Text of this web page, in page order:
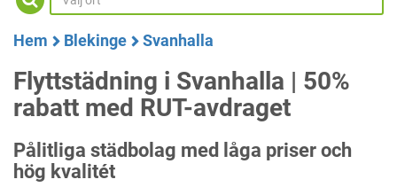
Hem Blekinge Svanhalla
Flyttstädning i Svanhalla | 50%
rabatt med RUT-avdraget
Pålitliga städbolag med låga priser och
hög kvalitét